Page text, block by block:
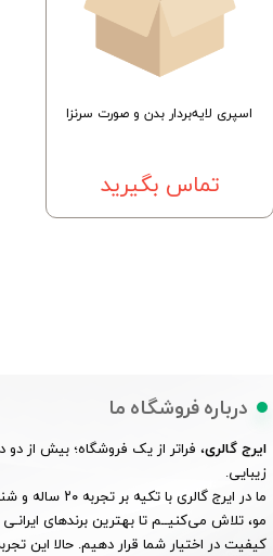
اسپری لایه‌بردار بدن و صورت سرنزا
تماس بگیرید
درباره فروشگاه ما
ایرج گالری، فراتر از یک فروشگاه؛ بیش از دو
زیبایی.
ما در ایرج گالری
مو، تلاش می‌کنیــم تا بهترین برندهای
کیفیت در اختیار شما قرار دهیم. حالا این